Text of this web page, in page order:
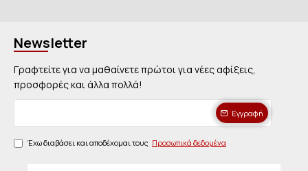
Newsletter
Γραφτείτε για να μαθαίνετε πρώτοι για νέες αφίξεις,
προσφορές και άλλα πολλά!
Εγγραφή
Έχω διαβάσει και αποδέχομαι τους Προσωπικά δεδομένα